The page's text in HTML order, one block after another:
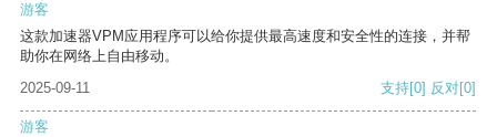
游客
这款加速器VPM应用程序可以给你提供最高速度和安全性的连接，并帮
助你在网络上自由移动。
2025-09-11
支持[0] 反对[0]
游客